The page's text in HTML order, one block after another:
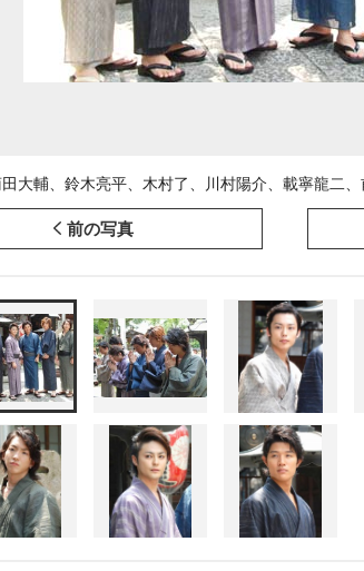
大輔、鈴木亮平、木村了、川村陽介、載寧龍二
前の写真